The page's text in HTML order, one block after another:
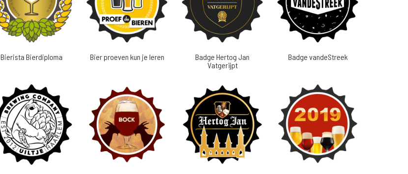
Bierista Bierdiploma Bier proeven kun je leren
Badge Hertog Jan
Vatgerijpt
Badge vandeStreek